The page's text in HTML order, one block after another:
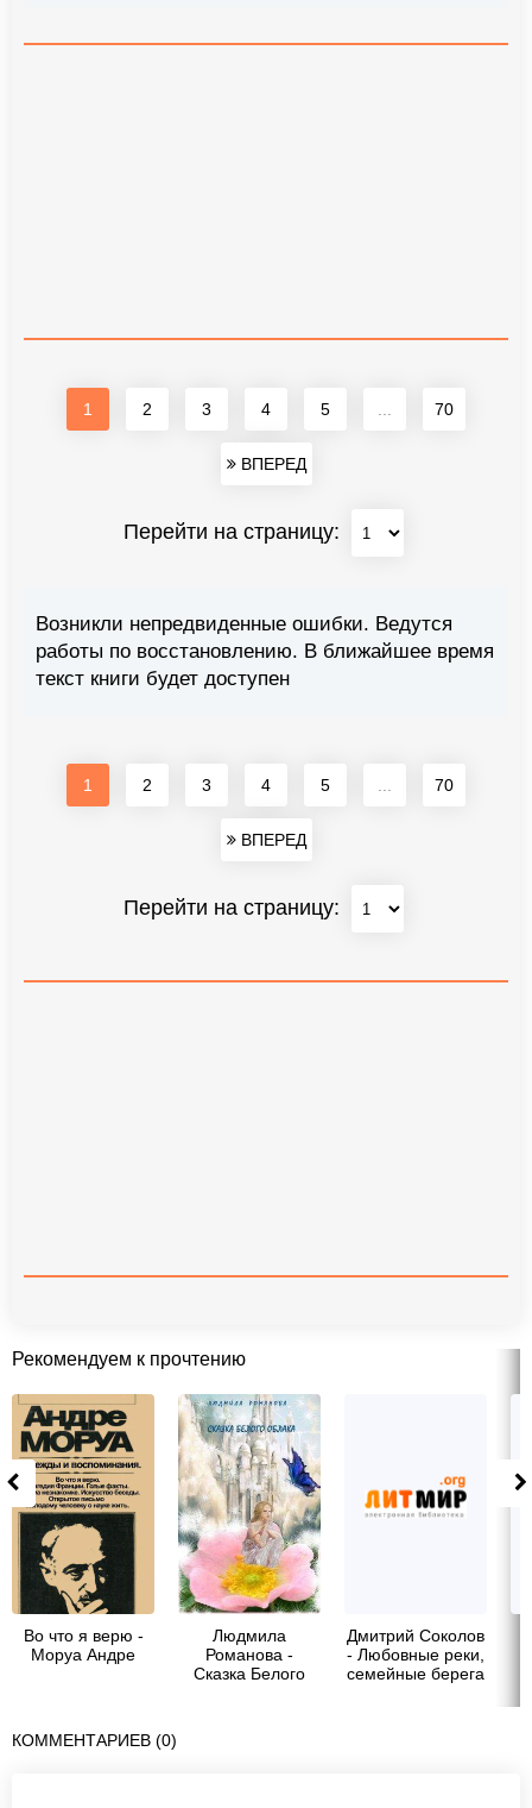
1 2 3 4 5 70
ВПЕРЕД
Перейти на страницу:
Возникли непредвиденные ошибки. Ведутся
работы по восстановлению. В ближайшее время
текст книги будет доступен
1 2 3 4 5 70
ВПЕРЕД
Перейти на страницу:
Рекомендуем к прочтению
Во что я верю -
Моруа Андре
Людмила
Романова -
Сказка Белого
Дмитрий Соколов
- Любовные реки,
семейные берега
КОММЕНТАРИЕВ (0)